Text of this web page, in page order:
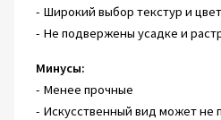
- Широкий выбор текстур и
- Не подвержены усадке и
Минусы:
- Менее прочные
- Искусственный вид может не